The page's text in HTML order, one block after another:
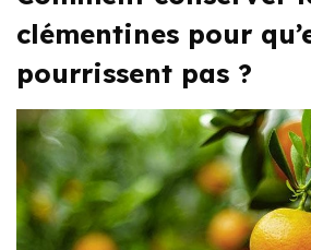
clémentines pour
pourrissent pas ?